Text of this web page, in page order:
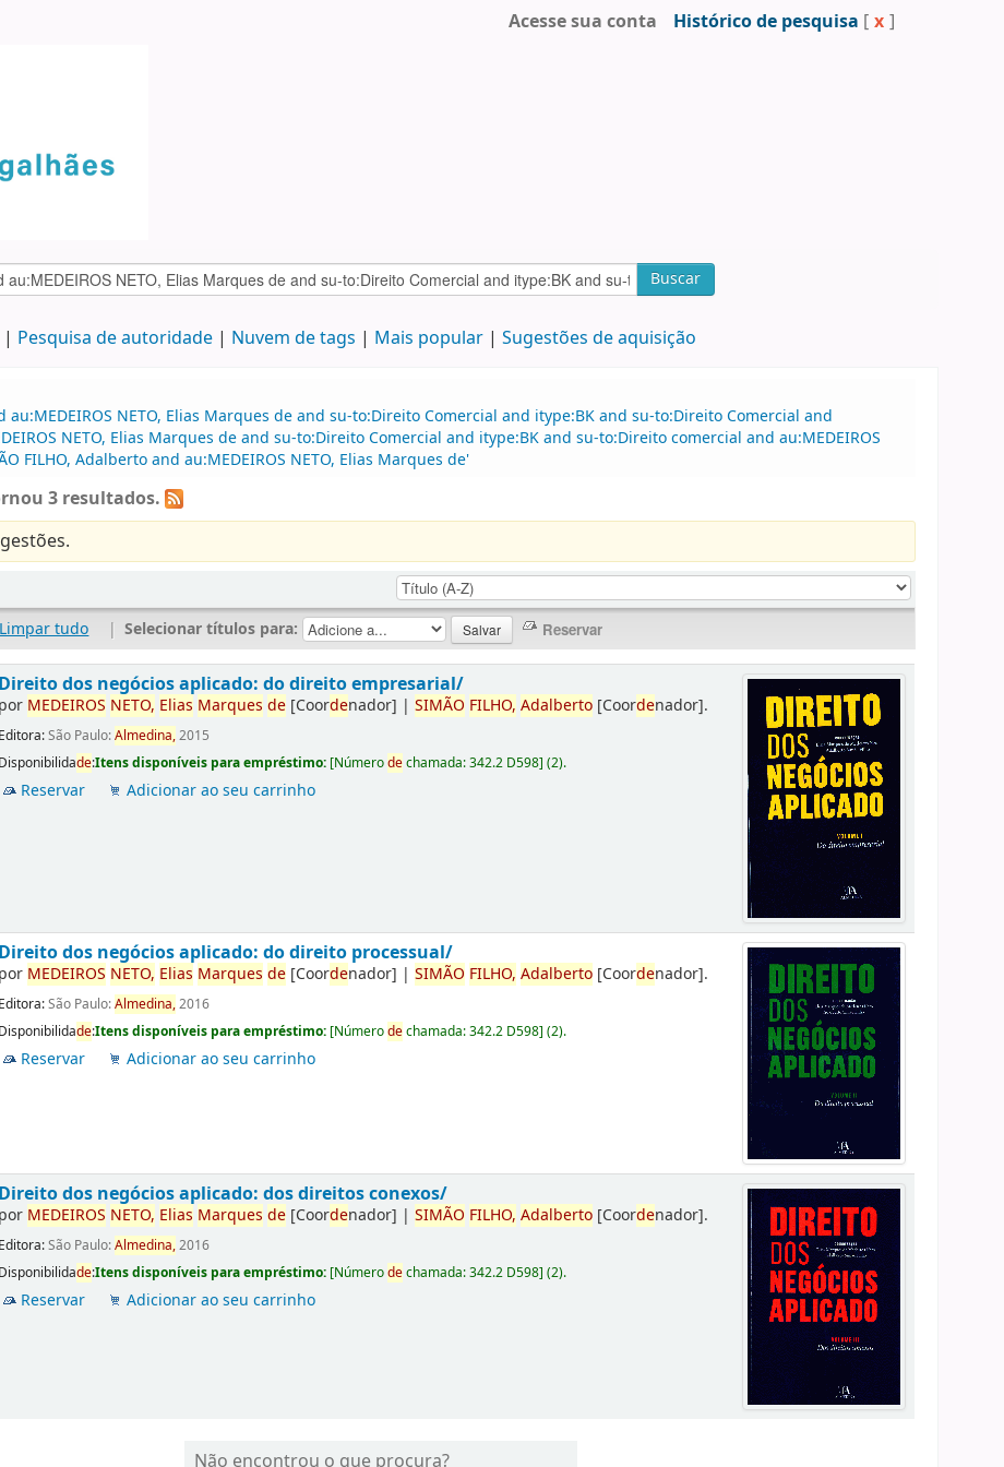
Acesse sua conta Histórico de pesquisa [ x ]
Buscar
Pesquisa de autoridade Nuvem de tags Mais popular Sugestões de aquisição
NETO, Elias Marques de and su-to:Direito Comercial and itype:BK and su-to:Direito Comercial and
NETO, Elias Marques de and su-to:Direito Comercial and itype:BK and su-to:Direito comercial and au:MEDEIROS
FILHO, Adalberto and au:MEDEIROS NETO, Elias Marques de'
3 resultados.
Limpar tudo | Selecionar títulos para:
Direito dos negócios aplicado: do direito empresarial/
por MEDEIROS NETO, Elias Marques de [Coordenador] |SIMÃO FILHO, Adalberto [Coordenador].
Editora:São Paulo:Almedina,2015
Disponibilidade:Itens disponíveis para empréstimo: [Númerodechamada:342.2 D598](2).
Reservar Adicionar ao seu carrinho
Direito dos negócios aplicado: do direito processual/
por MEDEIROS NETO, Elias Marques de [Coordenador] |SIMÃO FILHO, Adalberto [Coordenador].
Editora:São Paulo:Almedina,2016
Disponibilidade:Itens disponíveis para empréstimo: [Númerodechamada:342.2 D598](2).
Reservar Adicionar ao seu carrinho
Direito dos negócios aplicado: dos direitos conexos/
por MEDEIROS NETO, Elias Marques de [Coordenador] |SIMÃO FILHO, Adalberto [Coordenador].
Editora:São Paulo:Almedina,2016
Disponibilidade:Itens disponíveis para empréstimo: [Númerodechamada:342.2 D598](2).
Reservar Adicionar ao seu carrinho